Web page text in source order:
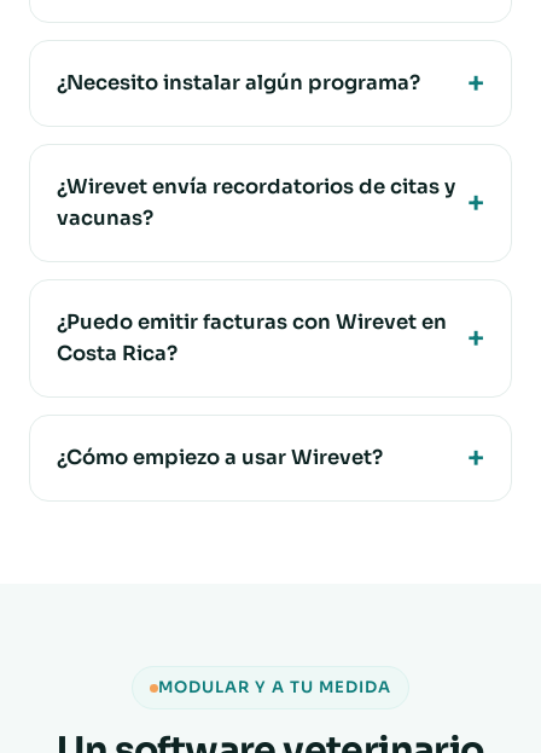
¿Necesito instalar algún programa?
¿Wirevet envía recordatorios de citas y
vacunas?
¿Puedo emitir facturas con Wirevet en
Costa Rica?
¿Cómo empiezo a usar Wirevet?
MODULAR Y A TU MEDIDA